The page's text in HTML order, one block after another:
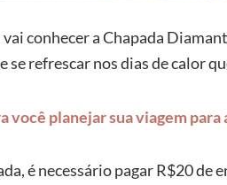
conhecer a Chapada
se refrescar nos dias de calor
você planejar sua viagem
é necessário pagar R$20 de